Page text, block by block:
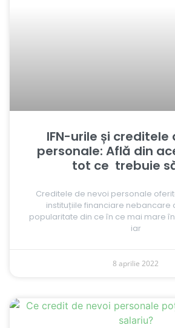
IFN-urile și creditele
personale: Află din
tot ce trebuie
Creditele de nevoi personale
instituțiile financiare nebancare
popularitate din ce în ce mai mare
iar
8 aprilie 2022